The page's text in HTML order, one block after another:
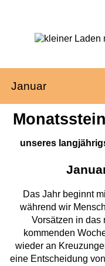
Januar
unseres
Das Jahr beginnt
während wir
Vorsätzen in das
kommenden
wieder an
eine Entscheidung